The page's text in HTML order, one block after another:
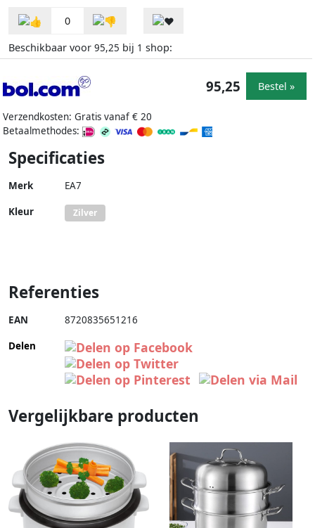
0
Beschikbaar voor 95,25 bij 1 shop:
Verzendkosten: Gratis vanaf € 20
Betaalmethodes:
95,25 Bestel »
Specificaties
Merk EA7
Kleur Zilver
Referenties
EAN 8720835651216
Delen
Vergelijkbare producten